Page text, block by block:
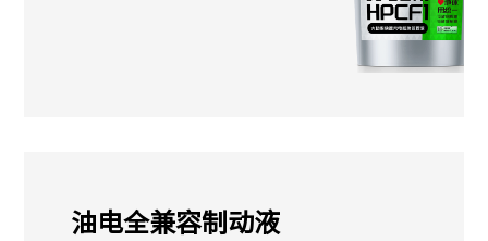
油电全兼容制动液